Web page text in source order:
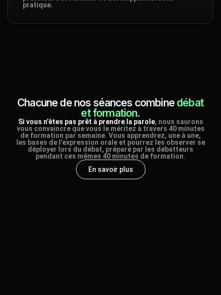
pratique.
Chacune de nos séances combine débat
et formation.
Si vous n'êtes pas prêt à prendre la parole, nous saurons
vous convaincre que vous le méritez à travers 40 minutes
de formation par semaine. Vous apprendrez, une à une,
les bases de l'expression orale et pourrez les observer se
déployer lors du débat, préparé par les débatteurs
pendant ces mêmes 40 minutes de formation.
En savoir plus